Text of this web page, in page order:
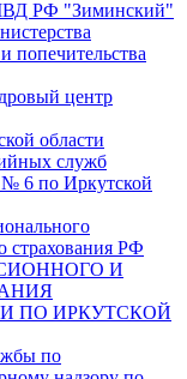
РФ "Зиминский"
попечительства
центр
области
служб
6 по Иркутской
страхования РФ
И
ПО ИРКУТСКОЙ
по